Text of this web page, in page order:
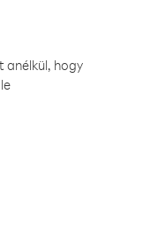
anélkül, hogy